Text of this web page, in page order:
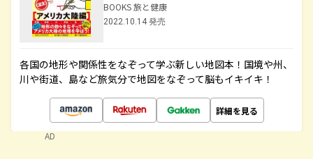
BOOKS 旅と健康
2022.10.14 発売
各国の地形や関係性をなぞって学ぶ新しい地図本！国境や州、
川や街道、島など旅気分で地図をなぞって脳もイキイキ！
詳細を見る
AD